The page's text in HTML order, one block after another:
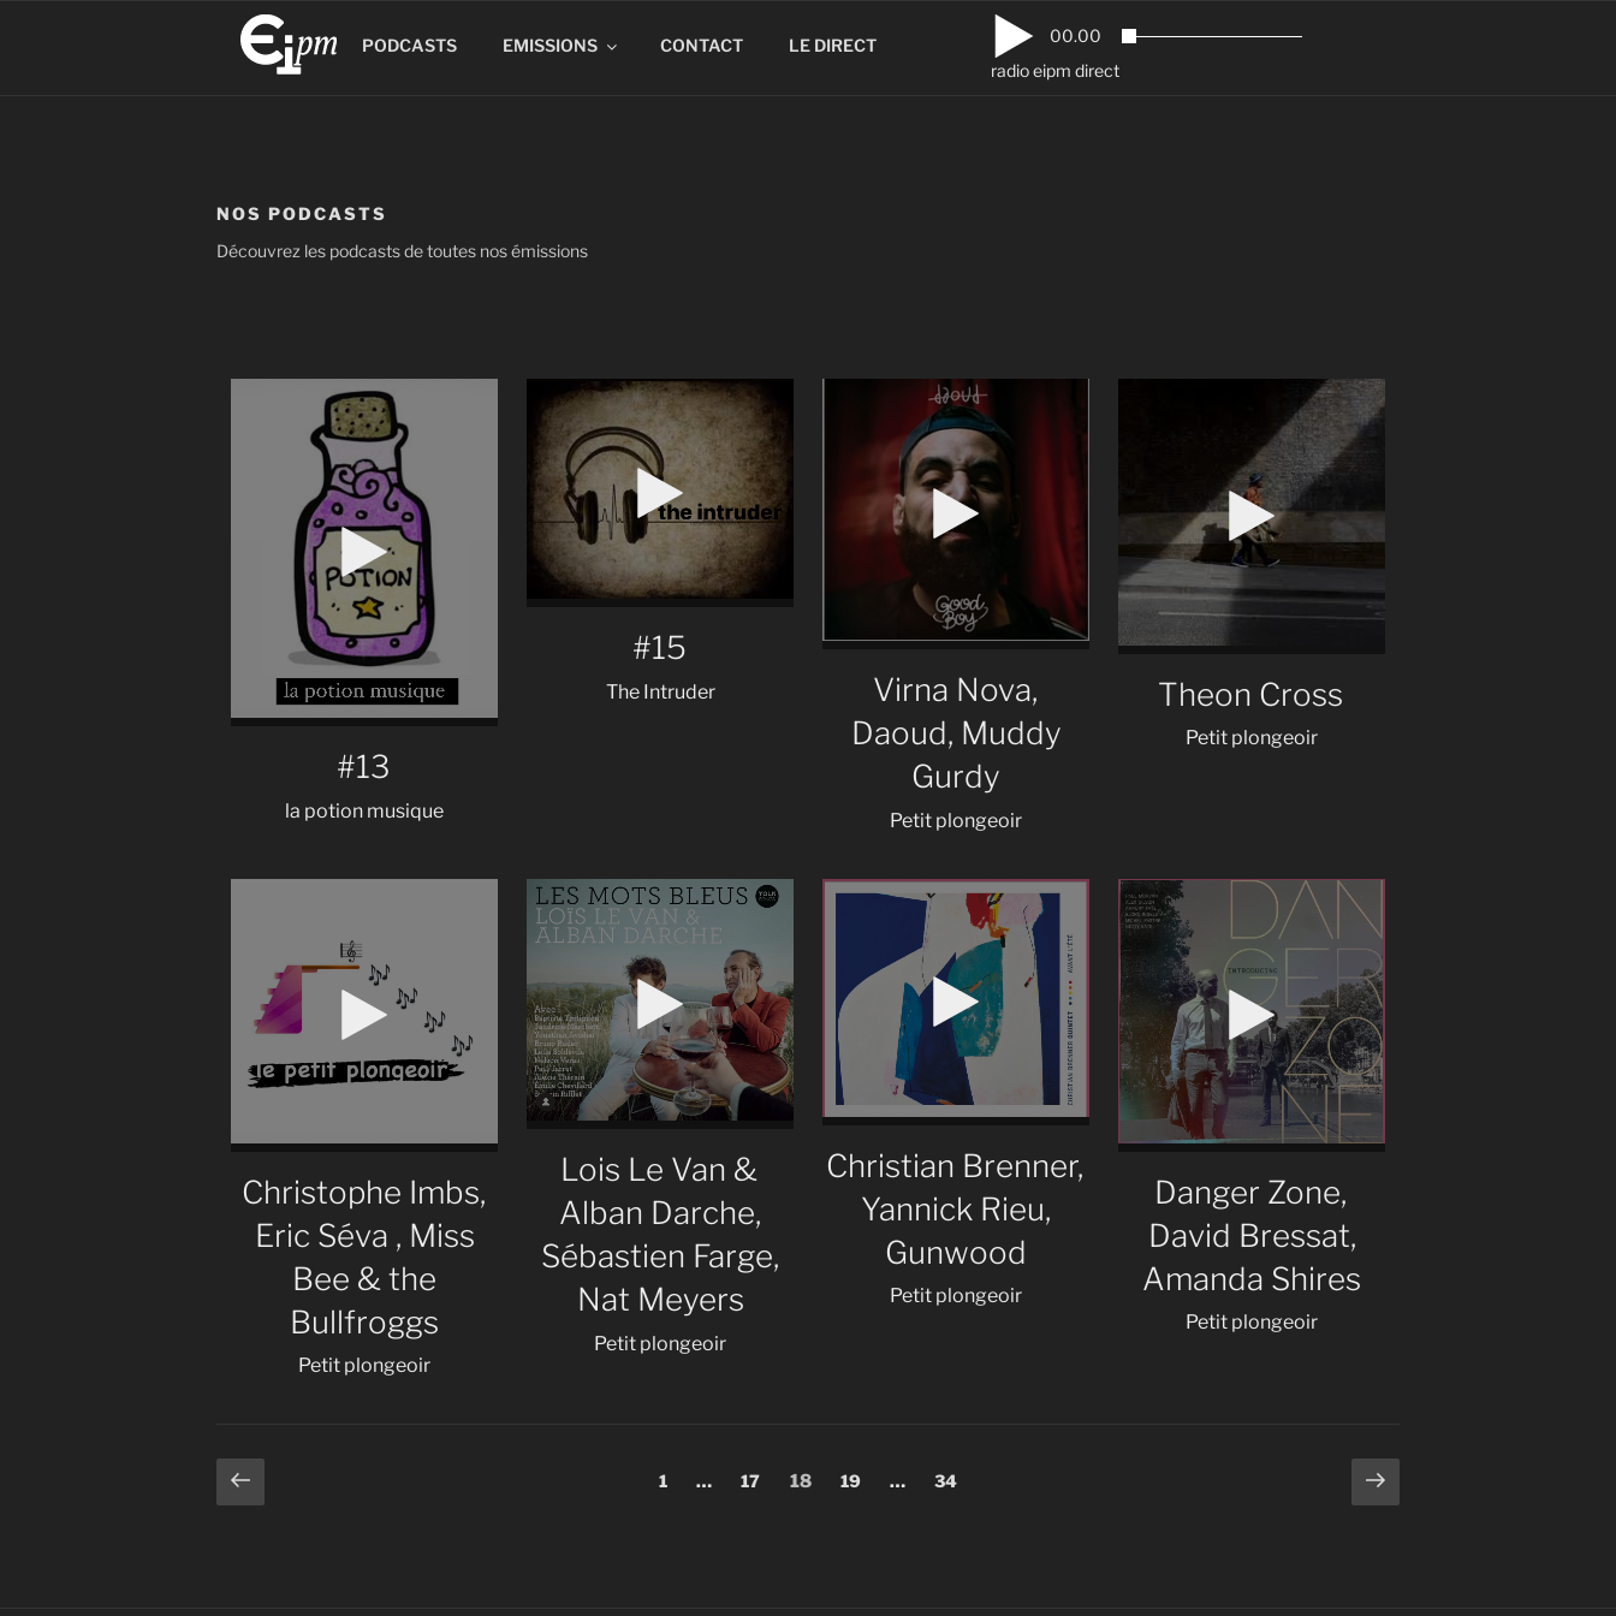
00.00
radio eipm direct
PODCASTS EMISSIONS CONTACT LE DIRECT
NOS PODCASTS
Découvrez les podcasts de toutes nos émissions
#13
la potion musique
#15
The Intruder
Virna Nova,
Daoud, Muddy
Gurdy
Petit plongeoir
Theon Cross
Petit plongeoir
Christophe Imbs,
Eric Séva , Miss
Bee & the
Bullfroggs
Petit plongeoir
Lois Le Van &
Alban Darche,
Sébastien Farge,
Nat Meyers
Petit plongeoir
Christian Brenner,
Yannick Rieu,
Gunwood
Petit plongeoir
Danger Zone,
David Bressat,
Amanda Shires
Petit plongeoir
Pagination
Page
précédente
Page
1 … Page
17 Page
18 Page
19 … Page
34
Page
suivante